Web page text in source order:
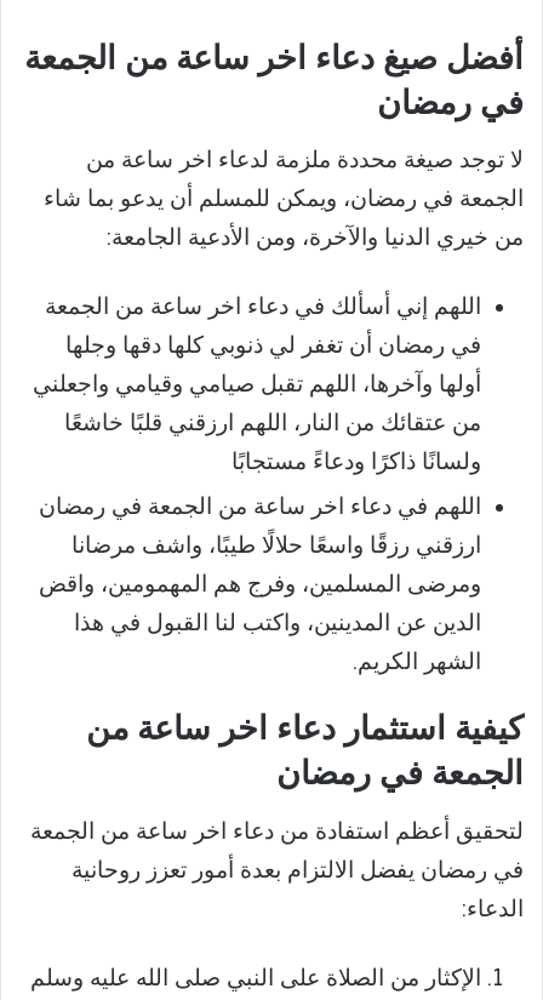
أفضل صيغ دعاء اخر ساعة من الجمعة
في رمضان
لا توجد صيغة محددة ملزمة لدعاء اخر ساعة من
الجمعة في رمضان، ويمكن للمسلم أن يدعو بما شاء
من خيري الدنيا والآخرة، ومن الأدعية الجامعة:
اللهم إني أسألك في دعاء اخر ساعة من الجمعة
في رمضان أن تغفر لي ذنوبي كلها دقها وجلها
أولها وآخرها، اللهم تقبل صيامي وقيامي واجعلني
من عتقائك من النار، اللهم ارزقني قلبًا خاشعًا
ولسانًا ذاكرًا ودعاءً مستجابًا
اللهم في دعاء اخر ساعة من الجمعة في رمضان
ارزقني رزقًا واسعًا حلالًا طيبًا، واشف مرضانا
ومرضى المسلمين، وفرج هم المهمومين، واقض
الدين عن المدينين، واكتب لنا القبول في هذا
الشهر الكريم.
كيفية استثمار دعاء اخر ساعة من
الجمعة في رمضان
لتحقيق أعظم استفادة من دعاء اخر ساعة من الجمعة
في رمضان يفضل الالتزام بعدة أمور تعزز روحانية
الدعاء:
الإكثار من الصلاة على النبي صلى الله عليه وسلم